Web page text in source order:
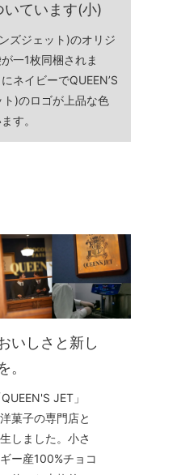
いています(小)
ズジェット)のオリジ
一1枚同梱されま
ネイビーでQUEEN’S
)のロゴが上品な色
す。
いしさと新し
。
JET」
菓子の専門店と
しました。小さ
ー産100%チョコ